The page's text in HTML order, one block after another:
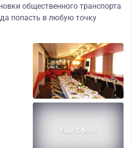
общественного транспорта
попасть в любую точку
Еще 2 фото